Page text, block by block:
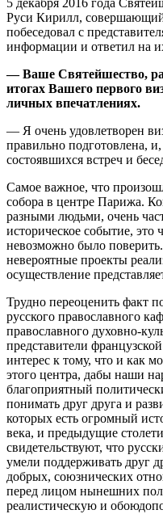
5 декабря 2016 года
Руси Кирилл,
побеседовал с
информации и ответил на
— Ваше Святейшество,
итогах Вашего первого
личных впечатлениях.
— Я очень удовлетворен
правильно подготовлена,
состоявшихся встреч и
Самое важное, что
собора в центре Парижа.
разными людьми, очень
историческое событие, это
невозможно было
невероятные проекты
осуществление
Трудно переоценить факт
русского православного
православного духовно-
представители
интерес к тому, что и как
этого центра, дабы наши
благоприятный
понимать друг друга и
которых есть огромный
века, и предыдущие
свидетельствуют, что
умели поддерживать друг
добрых, союзнических
перед лицом нынешних
реалистическую и